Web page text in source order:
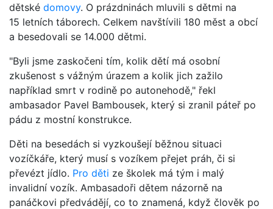
dětské domovy. O prázdninách mluvili s dětmi na
15 letních táborech. Celkem navštívili 180 měst a obcí
a besedovali se 14.000 dětmi.
"Byli jsme zaskočeni tím, kolik dětí má osobní
zkušenost s vážným úrazem a kolik jich zažilo
například smrt v rodině po autonehodě," řekl
ambasador Pavel Bambousek, který si zranil páteř po
pádu z mostní konstrukce.
Děti na besedách si vyzkoušejí běžnou situaci
vozíčkáře, který musí s vozíkem přejet práh, či si
převézt jídlo. Pro děti ze školek má tým i malý
invalidní vozík. Ambasadoři dětem názorně na
panáčkovi předvádějí, co to znamená, když člověk po